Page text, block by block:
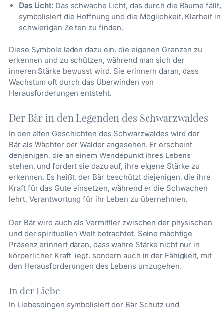
Das Licht: Das schwache Licht, das durch die Bäume fällt,
symbolisiert die Hoffnung und die Möglichkeit, Klarheit in
schwierigen Zeiten zu finden.
Diese Symbole laden dazu ein, die eigenen Grenzen zu
erkennen und zu schützen, während man sich der
inneren Stärke bewusst wird. Sie erinnern daran, dass
Wachstum oft durch das Überwinden von
Herausforderungen entsteht.
Der Bär in den Legenden des Schwarzwaldes
In den alten Geschichten des Schwarzwaldes wird der
Bär als Wächter der Wälder angesehen. Er erscheint
denjenigen, die an einem Wendepunkt ihres Lebens
stehen, und fordert sie dazu auf, ihre eigene Stärke zu
erkennen. Es heißt, der Bär beschützt diejenigen, die ihre
Kraft für das Gute einsetzen, während er die Schwachen
lehrt, Verantwortung für ihr Leben zu übernehmen.
Der Bär wird auch als Vermittler zwischen der physischen
und der spirituellen Welt betrachtet. Seine mächtige
Präsenz erinnert daran, dass wahre Stärke nicht nur in
körperlicher Kraft liegt, sondern auch in der Fähigkeit, mit
den Herausforderungen des Lebens umzugehen.
In der Liebe
In Liebesdingen symbolisiert der Bär Schutz und